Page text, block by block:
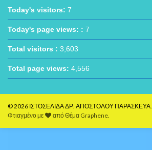
Today's visitors: 7
Today's page views: : 7
Total visitors : 3,603
Total page views: 4,556
© 2026 ΙΣΤΟΣΕΛΙΔΑ ΔΡ. ΑΠΟΣΤΟΛΟΥ ΠΑΡΑΣΚΕΥΑ.
Φτιαγμένο με
απόΘέμα Graphene.